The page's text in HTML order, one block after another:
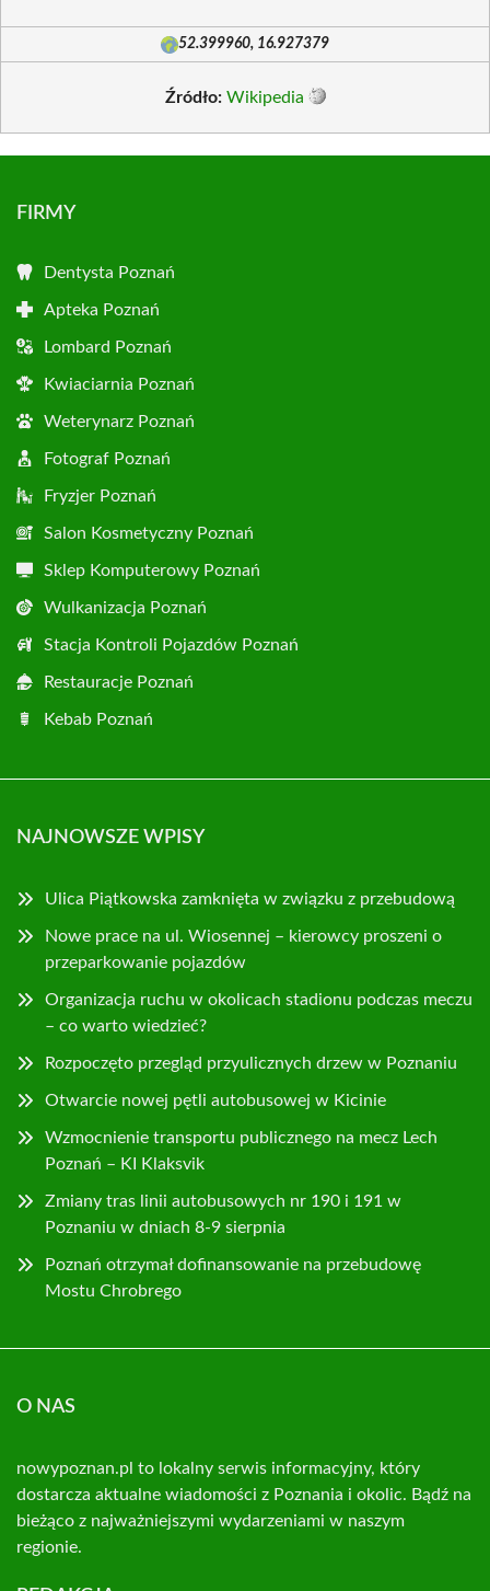
52.399960, 16.927379
Źródło: Wikipedia
FIRMY
Dentysta Poznań
Apteka Poznań
Lombard Poznań
Kwiaciarnia Poznań
Weterynarz Poznań
Fotograf Poznań
Fryzjer Poznań
Salon Kosmetyczny Poznań
Sklep Komputerowy Poznań
Wulkanizacja Poznań
Stacja Kontroli Pojazdów Poznań
Restauracje Poznań
Kebab Poznań
NAJNOWSZE WPISY
Ulica Piątkowska zamknięta w związku z przebudową
Nowe prace na ul. Wiosennej – kierowcy proszeni o
przeparkowanie pojazdów
Organizacja ruchu w okolicach stadionu podczas meczu
– co warto wiedzieć?
Rozpoczęto przegląd przyulicznych drzew w Poznaniu
Otwarcie nowej pętli autobusowej w Kicinie
Wzmocnienie transportu publicznego na mecz Lech
Poznań – KI Klaksvik
Zmiany tras linii autobusowych nr 190 i 191 w
Poznaniu w dniach 8-9 sierpnia
Poznań otrzymał dofinansowanie na przebudowę
Mostu Chrobrego
O NAS
nowypoznan.pl to lokalny serwis informacyjny, który
dostarcza aktualne wiadomości z Poznania i okolic. Bądź na
bieżąco z najważniejszymi wydarzeniami w naszym
regionie.